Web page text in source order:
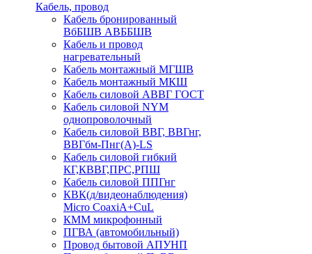
Кабель, провод
Кабель бронированный
ВбБШВ АВББШВ
Кабель и провод
нагревательный
Кабель монтажный МГШВ
Кабель монтажный МКШ
Кабель силовой АВВГ ГОСТ
Кабель силовой NYM
однопроволочный
Кабель силовой ВВГ, ВВГнг,
ВВГбм-Пнг(А)-LS
Кабель силовой гибкий
КГ,КВВГ,ПРС,РПШ
Кабель силовой ППГнг
КВК(д/видеонаблюдения)
Micro CoaxiA+CuL
КММ микрофонный
ПГВА (автомобильный)
Провод бытовой АПУНП